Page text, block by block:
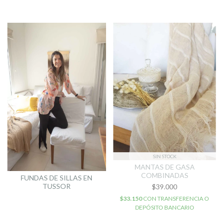
FUNDAS DE SILLAS EN
TUSSOR
SIN STOCK
MANTAS DE GASA
COMBINADAS
$39.000
$33.150CON TRANSFERENCIA O
DEPÓSITO BANCARIO